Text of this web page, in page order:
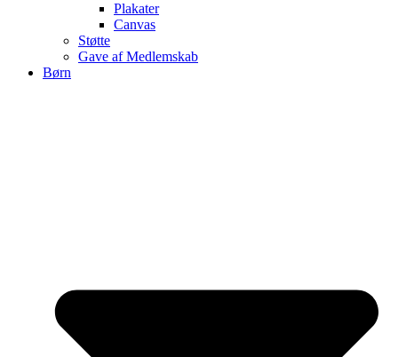
Plakater
Canvas
Støtte
Gave af Medlemskab
Børn